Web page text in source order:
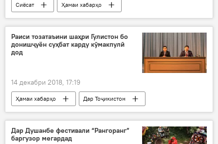
Сиёсат
Ҳамаи хабарҳо
Эмомалӣ Раҳмон
Раиси тозатаъини шаҳри Гулистон бо
донишҷуён суҳбат карду кӯмакпулӣ
дод
14 декабри 2018, 17:19
Ҳамаи хабарҳо Дар Тоҷикистон
Дар Душанбе фестивали “Рангоранг”
баргузор мегардад